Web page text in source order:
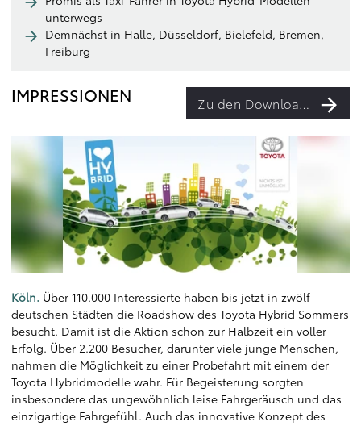
unterwegs
Demnächst in Halle, Düsseldorf, Bielefeld, Bremen,
Freiburg
IMPRESSIONEN Zu den Downloads
Köln. Über 110.000 Interessierte haben bis jetzt in zwölf
deutschen Städten die Roadshow des Toyota Hybrid Sommers
besucht. Damit ist die Aktion schon zur Halbzeit ein voller
Erfolg. Über 2.200 Besucher, darunter viele junge Menschen,
nahmen die Möglichkeit zu einer Probefahrt mit einem der
Toyota Hybridmodelle wahr. Für Begeisterung sorgten
insbesondere das ungewöhnlich leise Fahrgeräusch und das
einzigartige Fahrgefühl. Auch das innovative Konzept des